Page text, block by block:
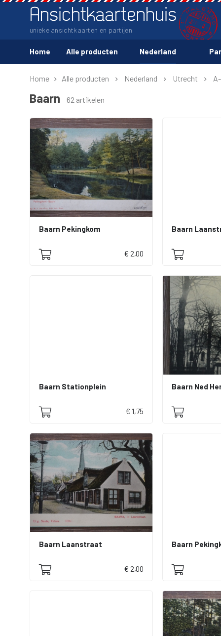
Ansichtkaartenhuis
unieke ansichtkaarten en partijen
Home Alle producten Nederland
Home Alle producten Nederland Utrecht
Baarn 62 artikelen
Baarn Pekingkom
€ 2,00
Baarn
Baarn Stationplein
€ 1,75
Baarn Ned
Baarn Laanstraat
€ 2,00
Baarn